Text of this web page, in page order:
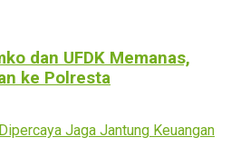
dan UFDK Memanas,
ke Polresta